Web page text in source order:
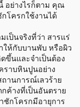
อย่างไรก็ตาม คุณ
โครกใช้งานได้
เป็นจริงที่ว่า สารแร่
ให้กับบานพับ หรือผิว
ขึ้นและจำเป็นต้อง
ราบหินปูนอย่าง
านการณ์เลวร้าย
ค้างที่เป็นอันตราย
ชักโครกมีอายุการ